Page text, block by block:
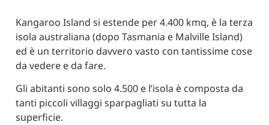
Kangaroo Island si estende per 4.400 kmq, è la terza
isola australiana (dopo Tasmania e Malville Island)
ed è un territorio davvero vasto con tantissime cose
da vedere e da fare.
Gli abitanti sono solo 4.500 e l’isola è composta da
tanti piccoli villaggi sparpagliati su tutta la
superficie.